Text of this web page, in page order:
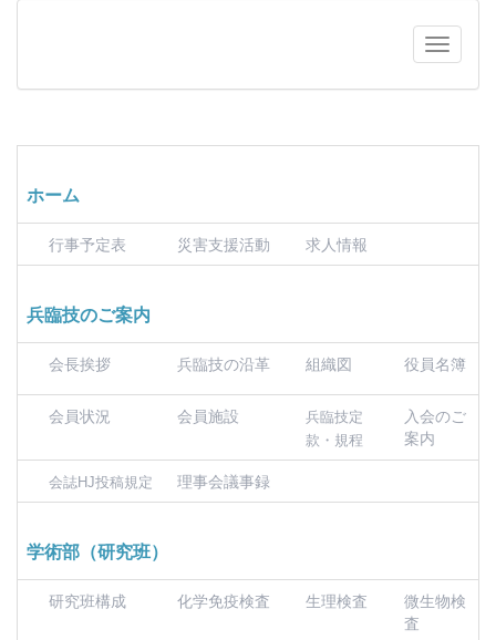
ホーム
行事予定表 災害支援活動 求人情報
兵臨技のご案内
会長挨拶 兵臨技の沿革 組織図 役員名簿
会員状況 会員施設
兵臨技定
款・規程
入会のご
案内
会誌HJ投稿規定 理事会議事録
学術部（研究班）
研究班構成 化学免疫検査 生理検査
微生物検
査